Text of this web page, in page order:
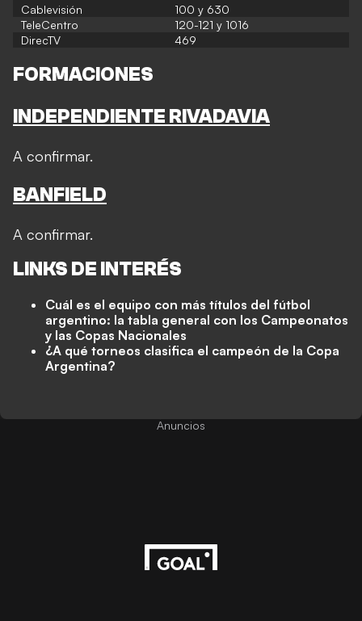
Cablevisión
100 y 630
TeleCentro
120-121 y 1016
DirecTV
469
FORMACIONES
INDEPENDIENTE RIVADAVIA
A confirmar.
BANFIELD
A confirmar.
LINKS DE INTERÉS
Cuál es el equipo con más títulos del fútbol
argentino: la tabla general con los Campeonatos
y las Copas Nacionales
¿A qué torneos clasifica el campeón de la Copa
Argentina?
Anuncios